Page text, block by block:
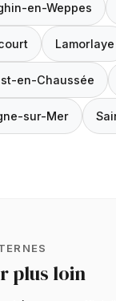
en-Weppes
Lamorlaye
en-Chaussée
sur-Mer
plus loin